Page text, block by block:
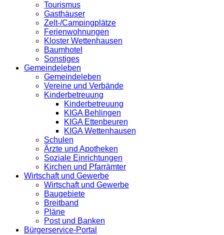
Tourismus
Gasthäuser
Zelt-/Campingplätze
Ferienwohnungen
Kloster Wettenhausen
Baumhotel
Sonstiges
Gemeindeleben
Gemeindeleben
Vereine und Verbände
Kinderbetreuung
Kinderbetreuung
KIGA Behlingen
KIGA Ettenbeuren
KIGA Wettenhausen
Schulen
Ärzte und Apotheken
Soziale Einrichtungen
Kirchen und Pfarrämter
Wirtschaft und Gewerbe
Wirtschaft und Gewerbe
Baugebiete
Breitband
Pläne
Post und Banken
Bürgerservice-Portal